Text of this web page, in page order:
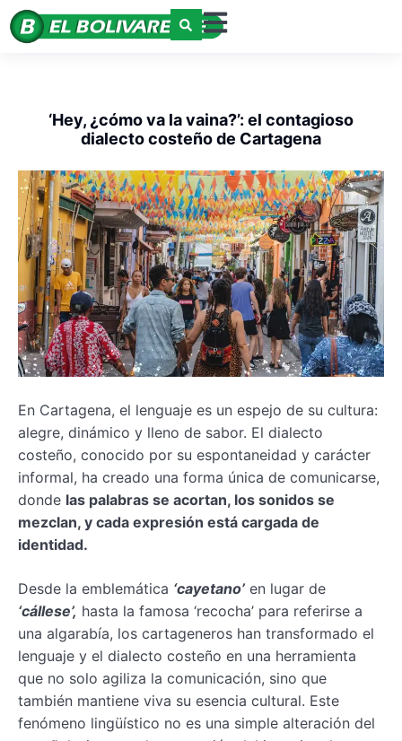
‘Hey, ¿cómo va la vaina?’: el contagioso
dialecto costeño de Cartagena
En Cartagena, el lenguaje es un espejo de su cultura:
alegre, dinámico y lleno de sabor. El dialecto
costeño, conocido por su espontaneidad y carácter
informal, ha creado una forma única de comunicarse,
donde las palabras se acortan, los sonidos se
mezclan, y cada expresión está cargada de
identidad.
Desde la emblemática ‘cayetano’ en lugar de
‘cállese’, hasta la famosa ‘recocha’ para referirse a
una algarabía, los cartageneros han transformado el
lenguaje y el dialecto costeño en una herramienta
que no solo agiliza la comunicación, sino que
también mantiene viva su esencia cultural. Este
fenómeno lingüístico no es una simple alteración del